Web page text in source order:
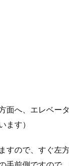
面へ、エレベー
ます）
すので、すぐ左